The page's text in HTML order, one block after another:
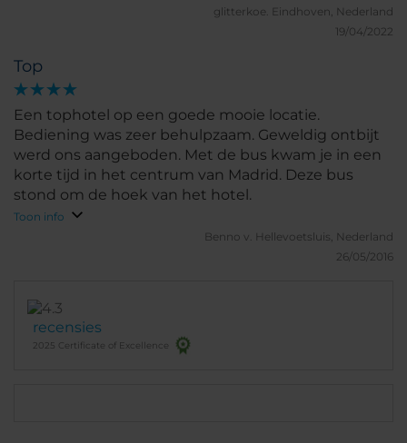
even snel op je bestemming). Houd er rekening
mee dat het zwembad alleen in het zomerseizoen
misschien wat gammel, maar kom je wel gauw bij
lokale tentjes (geen grote ketens) met lieve
mensen.
glitterkoe. Eindhoven, Nederland
19/04/2022
Top
Een tophotel op een goede mooie locatie.
Bediening was zeer behulpzaam. Geweldig ontbijt
werd ons aangeboden. Met de bus kwam je in een
korte tijd in het centrum van Madrid. Deze bus
stond om de hoek van het hotel.
Toon info
Benno v. Hellevoetsluis, Nederland
26/05/2016
recensies
2025 Certificate of Excellence